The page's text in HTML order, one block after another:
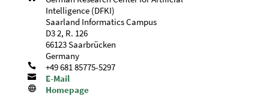
Intelligence (DFKI)
Saarland Informatics Campus
D3 2, R. 126
66123 Saarbrücken
Germany
 +49 681 85775-5297
 E-Mail
 Homepage